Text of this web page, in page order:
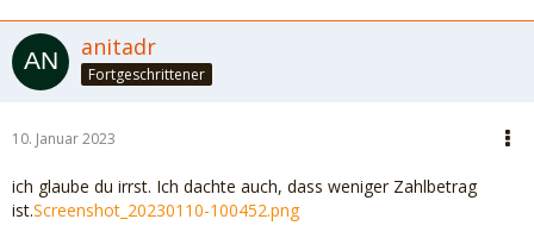
anitadr
Fortgeschrittener
10. Januar 2023
ich glaube du irrst. Ich dachte auch, dass weniger Zahlbetrag
ist.Screenshot_20230110-100452.png